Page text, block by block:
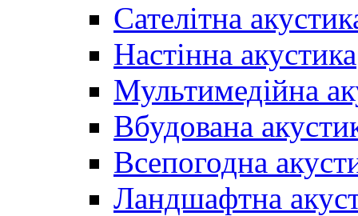
Сателітна
Настінна акустика
Мультимедійна
Вбудована
Всепогодна
Ландшафтна